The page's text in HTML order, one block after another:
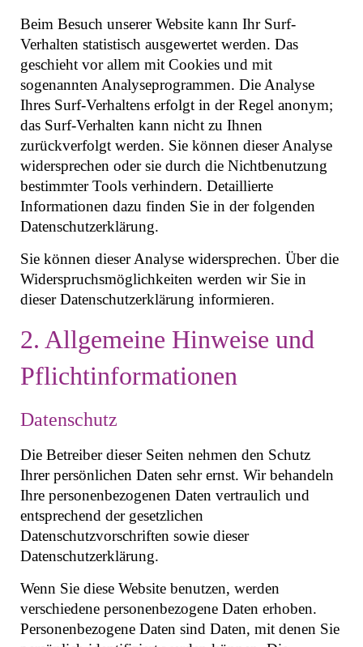
Beim Besuch unserer Website kann Ihr Surf-
Verhalten statistisch ausgewertet werden. Das
geschieht vor allem mit Cookies und mit
sogenannten Analyseprogrammen. Die Analyse
Ihres Surf-Verhaltens erfolgt in der Regel anonym;
das Surf-Verhalten kann nicht zu Ihnen
zurückverfolgt werden. Sie können dieser Analyse
widersprechen oder sie durch die Nichtbenutzung
bestimmter Tools verhindern. Detaillierte
Informationen dazu finden Sie in der folgenden
Datenschutzerklärung.
Sie können dieser Analyse widersprechen. Über die
Widerspruchsmöglichkeiten werden wir Sie in
dieser Datenschutzerklärung informieren.
2. Allgemeine Hinweise und
Pflichtinformationen
Datenschutz
Die Betreiber dieser Seiten nehmen den Schutz
Ihrer persönlichen Daten sehr ernst. Wir behandeln
Ihre personenbezogenen Daten vertraulich und
entsprechend der gesetzlichen
Datenschutzvorschriften sowie dieser
Datenschutzerklärung.
Wenn Sie diese Website benutzen, werden
verschiedene personenbezogene Daten erhoben.
Personenbezogene Daten sind Daten, mit denen Sie